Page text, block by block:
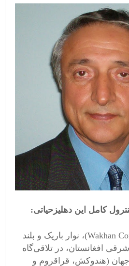
کامل این دهلیزحیاتی:
کریدور واخان (Wakhan Corridor)، نوار باریک و بلند
افغانستان، در تلاقی‌گاه
(هندوکش، قراقروم و